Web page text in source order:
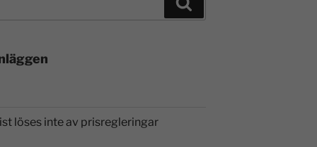
löses inte av prisregleringar